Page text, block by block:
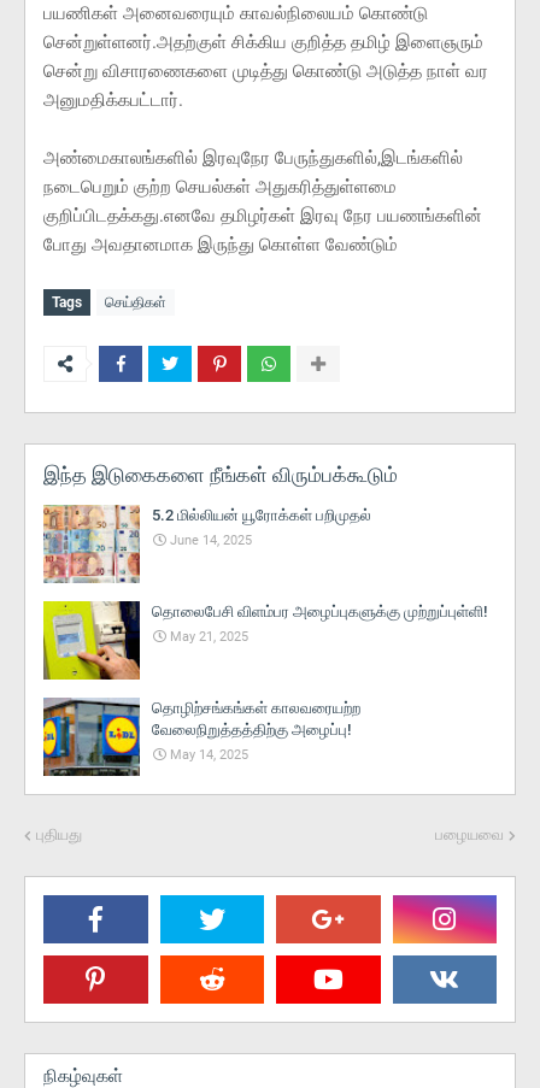
பயணிகள் அனைவரையும் காவல்நிலையம் கொண்டு
சென்றுள்ளனர்.அதற்குள் சிக்கிய குறித்த தமிழ் இளைஞரும்
சென்று விசாரணைகளை முடித்து கொண்டு அடுத்த நாள் வர
அனுமதிக்கபட்டார்.
அண்மைகாலங்களில் இரவுநேர பேருந்துகளில்,இடங்களில்
நடைபெறும் குற்ற செயல்கள் அதுகரித்துள்ளமை
குறிப்பிடதக்கது.எனவே தமிழர்கள் இரவு நேர பயணங்களின்
போது அவதானமாக இருந்து கொள்ள வேண்டும்
Tags செய்திகள்
இந்த இடுகைகளை நீங்கள் விரும்பக்கூடும்
5.2 மில்லியன் யூரோக்கள் பறிமுதல்
June 14, 2025
தொலைபேசி விளம்பர அழைப்புகளுக்கு முற்றுப்புள்ளி!
May 21, 2025
தொழிற்சங்கங்கள் காலவரையற்ற
வேலைநிறுத்தத்திற்கு அழைப்பு!
May 14, 2025
புதியது பழையவை
நிகழ்வுகள்